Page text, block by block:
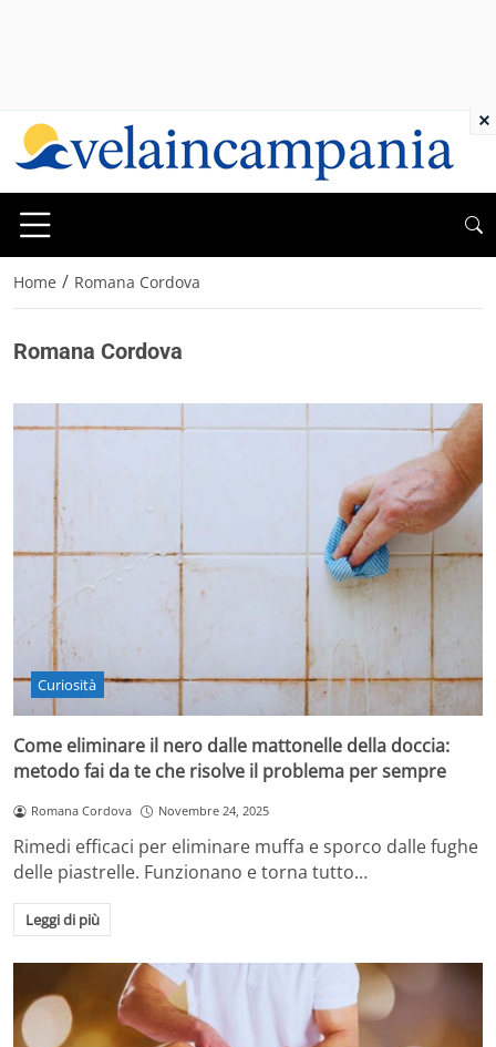
Home / Romana Cordova
Romana Cordova
Curiosità
Come eliminare il nero dalle mattonelle della doccia:
metodo fai da te che risolve il problema per sempre
Romana Cordova Novembre 24, 2025
Rimedi efficaci per eliminare muffa e sporco dalle fughe
delle piastrelle. Funzionano e torna tutto…
Leggi di più
×